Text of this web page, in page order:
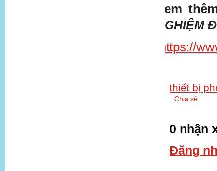
Xem
NGHIỆM
https://
thiết bị
Chia sẻ
0 nhận
Đăng